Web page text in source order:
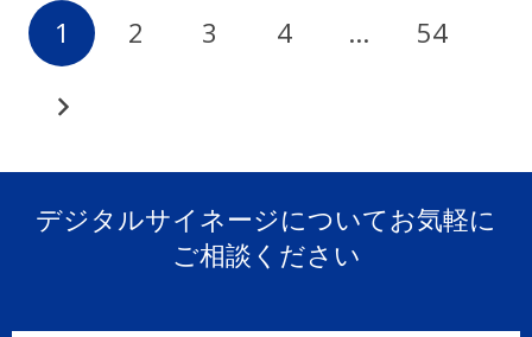
1 2 3 4 … 54
デジタルサイネージについてお気軽に
ご相談ください